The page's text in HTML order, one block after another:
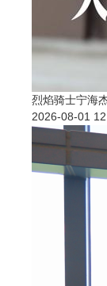
烈焰骑士宁海
2026-08-01